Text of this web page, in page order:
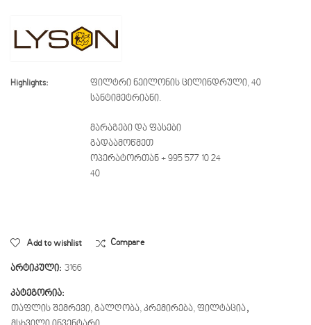
Highlights:
ფილტრი ნეილონის ცილინდრული, 40
სანტიმეტრიანი.
მარაგები და ფასები
გადაამოწმეთ
ოპერატორთან + 995 577 10 24
40
Add to wishlist Compare
არტიკული: 3166
კატეგორია:
თაფლის შემრევი, გალღობა, კრემირება, ფილტაცია,